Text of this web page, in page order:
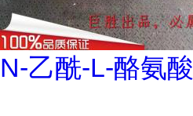
N-乙酰-L-酪氨酸